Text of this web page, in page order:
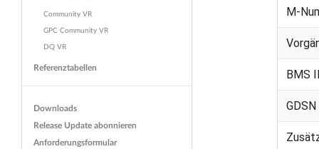
Community VR
GPC Community VR
DQ VR
Referenztabellen
Downloads
Release Update abonnieren
Anforderungsformular
M-
BMS